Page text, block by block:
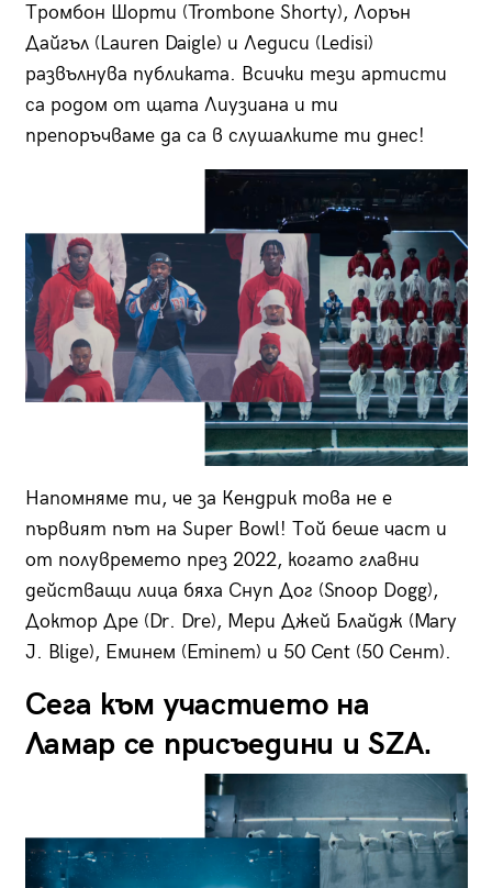
Тромбон Шорти (Trombone Shorty), Лорън
Дайгъл (Lauren Daigle) и Ледиси (Ledisi)
развълнува публиката. Всички тези артисти
са родом от щата Лиузиана и ти
препоръчваме да са в слушалките ти днес!
Напомняме ти, че за Кендрик това не е
първият път на Super Bowl! Той беше част и
от полувремето през 2022, когато главни
действащи лица бяха Снуп Дог (Snoop Dogg),
Доктор Дре (Dr. Dre), Мери Джей Блайдж (Mary
J. Blige), Еминем (Eminem) и 50 Cent (50 Сент).
Сега към участието на
Ламар се присъедини и SZA.